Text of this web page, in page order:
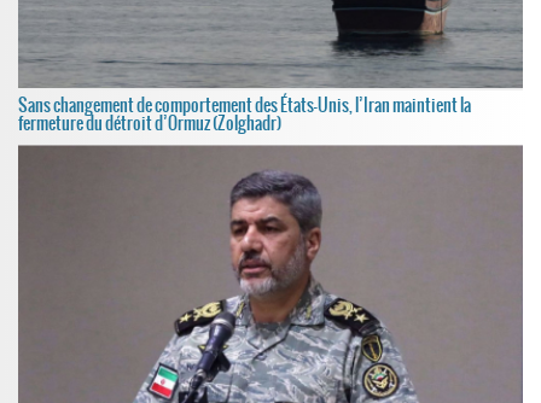
Sans changement de comportement des États-Unis, l’Iran maintient la
fermeture du détroit d’Ormuz (Zolghadr)